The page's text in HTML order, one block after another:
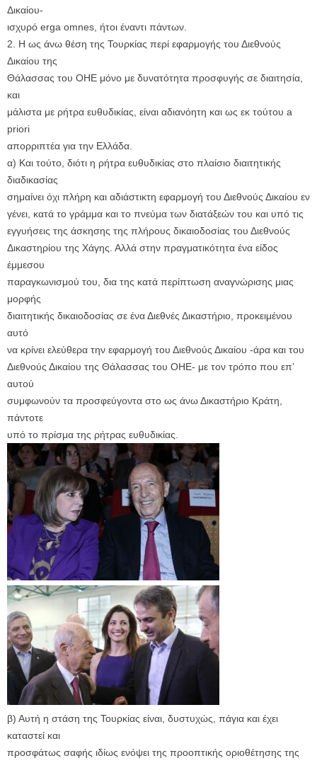
Δικαίου-
ισχυρό erga omnes, ήτοι έναντι πάντων.
2. Η ως άνω θέση της Τουρκίας περί εφαρμογής του Διεθνούς
Δικαίου της
Θάλασσας του ΟΗΕ μόνο με δυνατότητα προσφυγής σε διαιτησία,
και
μάλιστα με ρήτρα ευθυδικίας, είναι αδιανόητη και ως εκ τούτου a
priori
απορριπτέα για την Ελλάδα.
α) Και τούτο, διότι η ρήτρα ευθυδικίας στο πλαίσιο διαιτητικής
διαδικασίας
σημαίνει όχι πλήρη και αδιάστικτη εφαρμογή του Διεθνούς Δικαίου εν
γένει, κατά το γράμμα και το πνεύμα των διατάξεών του και υπό τις
εγγυήσεις της άσκησης της πλήρους δικαιοδοσίας του Διεθνούς
Δικαστηρίου της Χάγης. Αλλά στην πραγματικότητα ένα είδος
έμμεσου
παραγκωνισμού του, δια της κατά περίπτωση αναγνώρισης μιας
μορφής
διαιτητικής δικαιοδοσίας σε ένα Διεθνές Δικαστήριο, προκειμένου
αυτό
να κρίνει ελεύθερα την εφαρμογή του Διεθνούς Δικαίου -άρα και του
Διεθνούς Δικαίου της Θάλασσας του ΟΗΕ- με τον τρόπο που επ’
αυτού
συμφωνούν τα προσφεύγοντα στο ως άνω Δικαστήριο Κράτη,
πάντοτε
υπό το πρίσμα της ρήτρας ευθυδικίας.
β) Αυτή η στάση της Τουρκίας είναι, δυστυχώς, πάγια και έχει
καταστεί και
προσφάτως σαφής ιδίως ενόψει της προοπτικής οριοθέτησης της